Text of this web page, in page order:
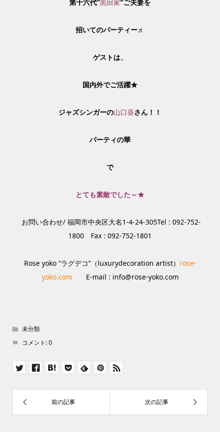
第十六代”黒田家”ご夫妻を
招いてのパーティー♬
ゲストは、
国内外でご活躍★
ジャズシンガーの山口葵さん！！
パーティの華
で
とても素敵でした～★
お問い合わせ/ 福岡市中央区大名1-4-24-305Tel : 092-752-
1800 Fax : 092-752-1801
Rose yoko “ラグデコ”（luxurydecoration artist） rose-
yoko.com E-mail : info@rose-yoko.com
未分類
コメント:0